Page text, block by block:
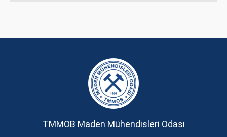
TMMOB Maden Mühendisleri Odası